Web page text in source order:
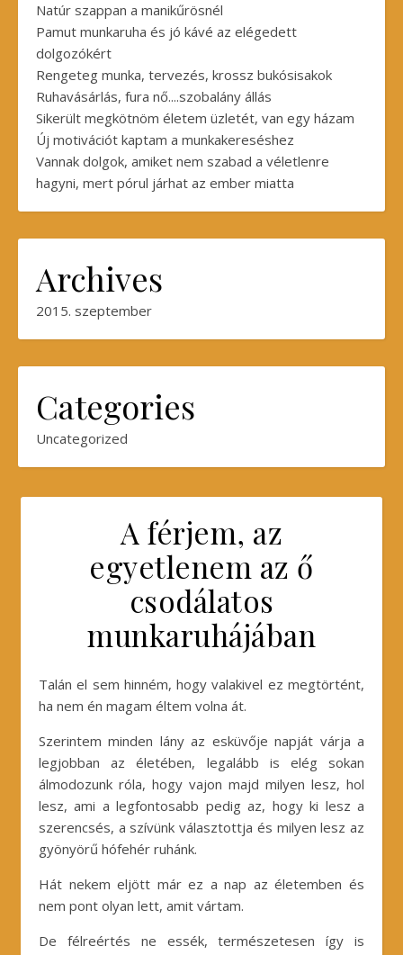
Natúr szappan a manikűrösnél
Pamut munkaruha és jó kávé az elégedett
dolgozókért
Rengeteg munka, tervezés, krossz bukósisakok
Ruhavásárlás, fura nő....szobalány állás
Sikerült megkötnöm életem üzletét, van egy házam
Új motivációt kaptam a munkakereséshez
Vannak dolgok, amiket nem szabad a véletlenre
hagyni, mert pórul járhat az ember miatta
Archives
2015. szeptember
Categories
Uncategorized
A férjem, az
egyetlenem az ő
csodálatos
munkaruhájában
Talán el sem hinném, hogy valakivel ez megtörtént,
ha nem én magam éltem volna át.
Szerintem minden lány az esküvője napját várja a
legjobban az életében, legalább is elég sokan
álmodozunk róla, hogy vajon majd milyen lesz, hol
lesz, ami a legfontosabb pedig az, hogy ki lesz a
szerencsés, a szívünk választottja és milyen lesz az
gyönyörű hófehér ruhánk.
Hát nekem eljött már ez a nap az életemben és
nem pont olyan lett, amit vártam.
De félreértés ne essék, természetesen így is